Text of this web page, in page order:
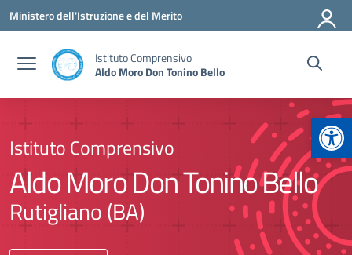
Vai ai contenuti
Vai al menu di navigazione
Vai al footer
Ministero dell'Istruzione e del Merito
Istituto Comprensivo
Aldo Moro Don Tonino Bello
Istituto Comprensivo
Aldo Moro Don Tonino Bello
Rutigliano (BA)